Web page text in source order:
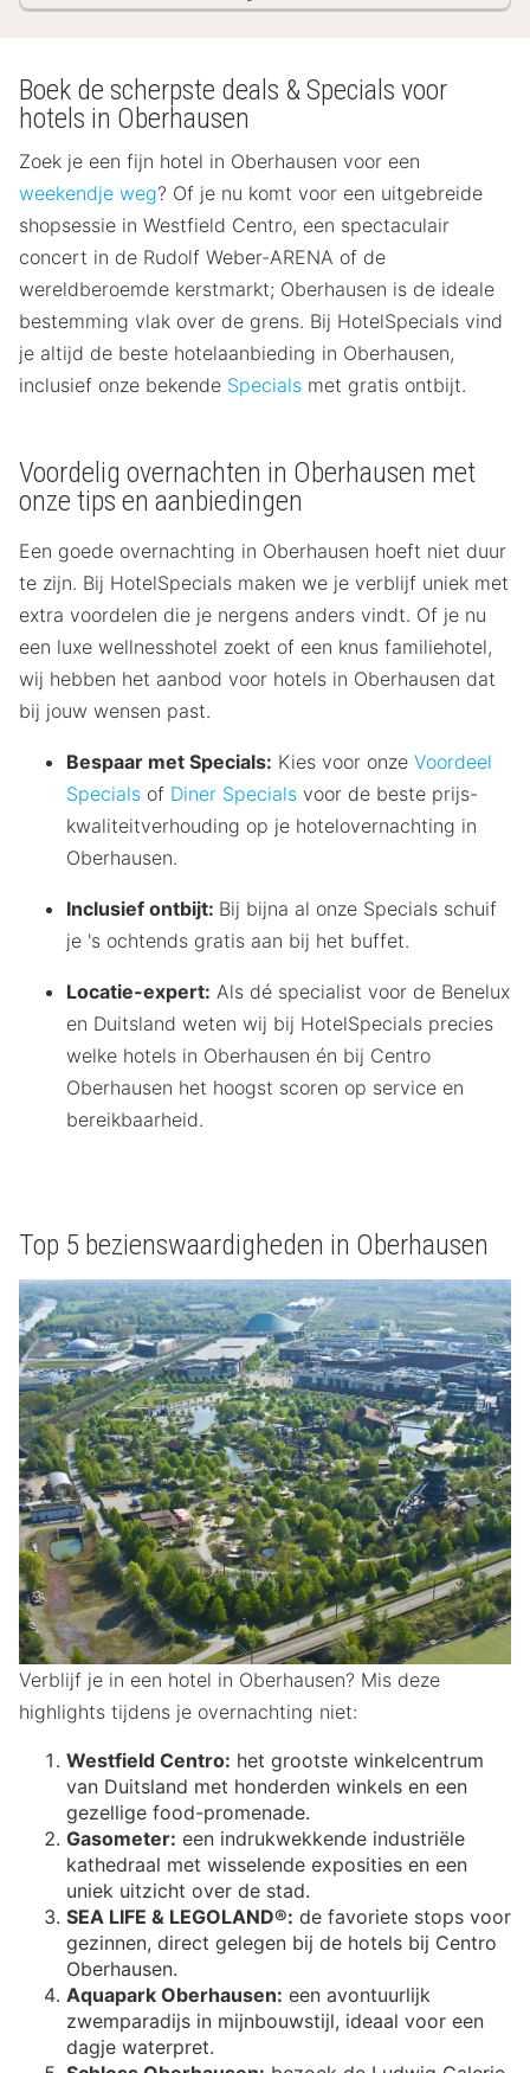
Boek de scherpste deals & Specials voor
hotels in Oberhausen
Zoek je een fijn hotel in Oberhausen voor een
weekendje weg? Of je nu komt voor een uitgebreide
shopsessie in Westfield Centro, een spectaculair
concert in de Rudolf Weber-ARENA of de
wereldberoemde kerstmarkt; Oberhausen is de ideale
bestemming vlak over de grens. Bij HotelSpecials vind
je altijd de beste hotelaanbieding in Oberhausen,
inclusief onze bekende Specials met gratis ontbijt.
Voordelig overnachten in Oberhausen met
onze tips en aanbiedingen
Een goede overnachting in Oberhausen hoeft niet duur
te zijn. Bij HotelSpecials maken we je verblijf uniek met
extra voordelen die je nergens anders vindt. Of je nu
een luxe wellnesshotel zoekt of een knus familiehotel,
wij hebben het aanbod voor hotels in Oberhausen dat
bij jouw wensen past.
Bespaar met Specials: Kies voor onze Voordeel
Specials of Diner Specials voor de beste prijs-
kwaliteitverhouding op je hotelovernachting in
Oberhausen.
Inclusief ontbijt: Bij bijna al onze Specials schuif
je 's ochtends gratis aan bij het buffet.
Locatie-expert: Als dé specialist voor de Benelux
en Duitsland weten wij bij HotelSpecials precies
welke hotels in Oberhausen én bij Centro
Oberhausen het hoogst scoren op service en
bereikbaarheid.
Top 5 bezienswaardigheden in Oberhausen
Verblijf je in een hotel in Oberhausen? Mis deze
highlights tijdens je overnachting niet:
Westfield Centro: het grootste winkelcentrum
van Duitsland met honderden winkels en een
gezellige food-promenade.
Gasometer: een indrukwekkende industriële
kathedraal met wisselende exposities en een
uniek uitzicht over de stad.
SEA LIFE & LEGOLAND®: de favoriete stops voor
gezinnen, direct gelegen bij de hotels bij Centro
Oberhausen.
Aquapark Oberhausen: een avontuurlijk
zwemparadijs in mijnbouwstijl, ideaal voor een
dagje waterpret.